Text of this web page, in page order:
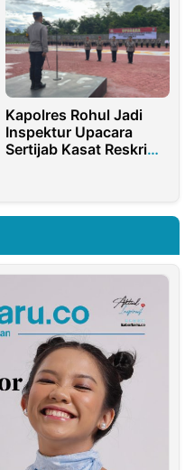
Kapolres Rohul Jadi
Inspektur Upacara
Sertijab Kasat Reskrim,